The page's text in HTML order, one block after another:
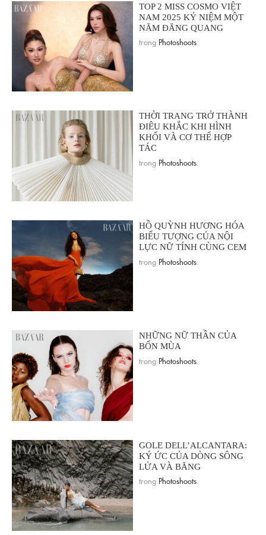
TOP 2 MISS COSMO VIỆT
NAM 2025 KỶ NIỆM MỘT
NĂM ĐĂNG QUANG
trong Photoshoots
THỜI TRANG TRỞ THÀNH
ĐIÊU KHẮC KHI HÌNH
KHỐI VÀ CƠ THỂ HỢP
TÁC
trong Photoshoots
HỒ QUỲNH HƯƠNG HÓA
BIỂU TƯỢNG CỦA NỘI
LỰC NỮ TÍNH CÙNG CEM
trong Photoshoots
NHỮNG NỮ THẦN CỦA
BỐN MÙA
trong Photoshoots
GOLE DELL’ALCANTARA:
KÝ ỨC CỦA DÒNG SÔNG
LỬA VÀ BĂNG
trong Photoshoots